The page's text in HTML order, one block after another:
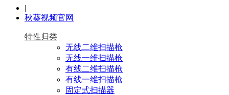
|
秋葵视频官网
特性归类
无线二维扫描枪
无线一维扫描枪
有线二维扫描枪
有线一维扫描枪
固定式扫描器